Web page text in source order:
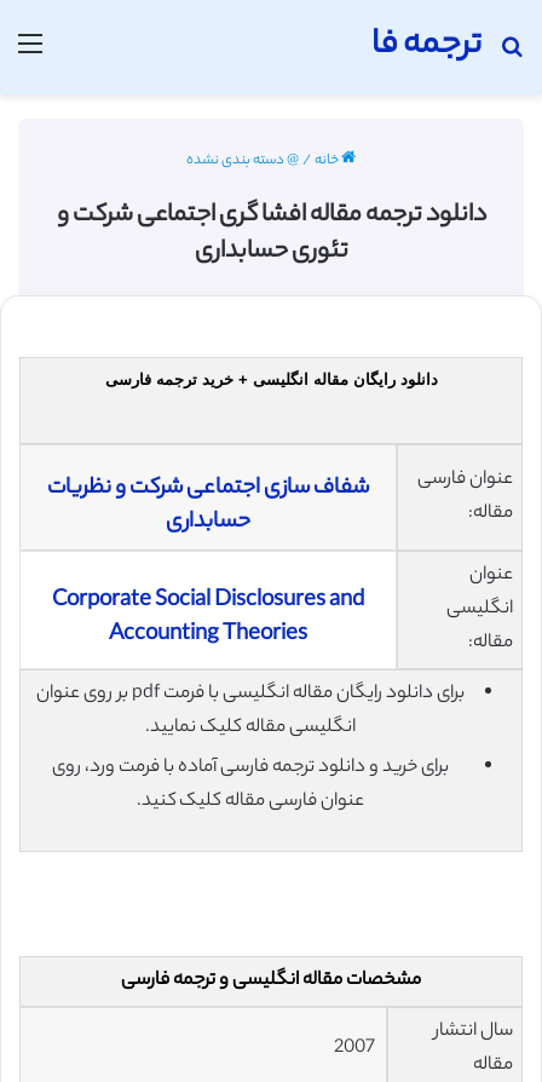
ترجمه فا
جستجو برای
خانه/@ دسته بندی نشده
دانلود ترجمه مقاله افشا گری اجتماعی شرکت و
تئوری حسابداری
دانلود رایگان مقاله انگلیسی + خرید ترجمه فارسی
عنوان فارسی
مقاله:
شفاف سازی اجتماعی شرکت و نظریات
حسابداری
عنوان
انگلیسی
مقاله:
Corporate Social Disclosures and
Accounting Theories
برای دانلود رایگان مقاله انگلیسی با فرمت pdf بر روی عنوان
انگلیسی مقاله کلیک نمایید.
برای خرید و دانلود ترجمه فارسی آماده با فرمت ورد، روی
عنوان فارسی مقاله کلیک کنید.
مشخصات مقاله انگلیسی و ترجمه فارسی
سال انتشار
مقاله